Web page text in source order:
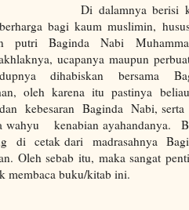
Di dalamnya berisi
bagi kaum muslimin,
putri Baginda Nabi
ucapanya maupun
dihabiskan bersama
oleh karena itu pastinya
kebesaran Baginda Nabi,
wahyu kenabian ayahandanya.
di cetak dari madrasahnya
Oleh sebab itu, maka sangat
membaca buku/kitab ini.